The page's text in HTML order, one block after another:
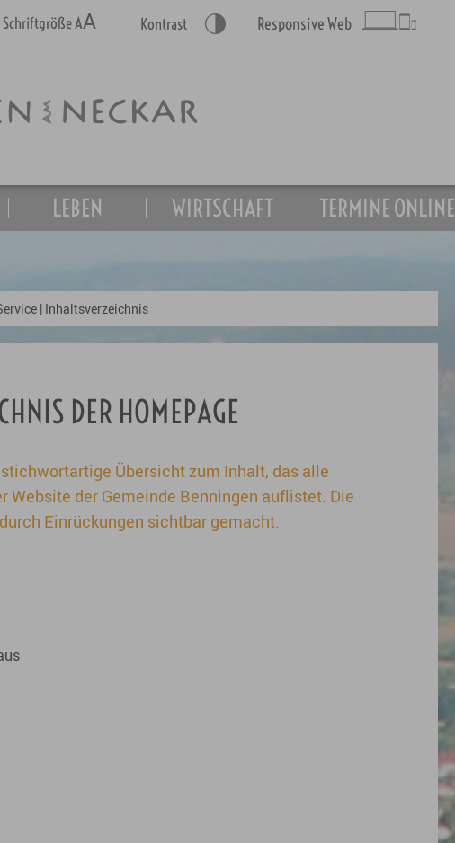
SchriftgrößeAA Kontrast Responsive Web
LEBEN WIRTSCHAFT TERMINE ONLINE
| Inhaltsverzeichnis
DER HOMEPAGE
Übersicht zum Inhalt, das alle
Website der Gemeinde Benningen auflistet. Die
Einrückungen sichtbar gemacht.